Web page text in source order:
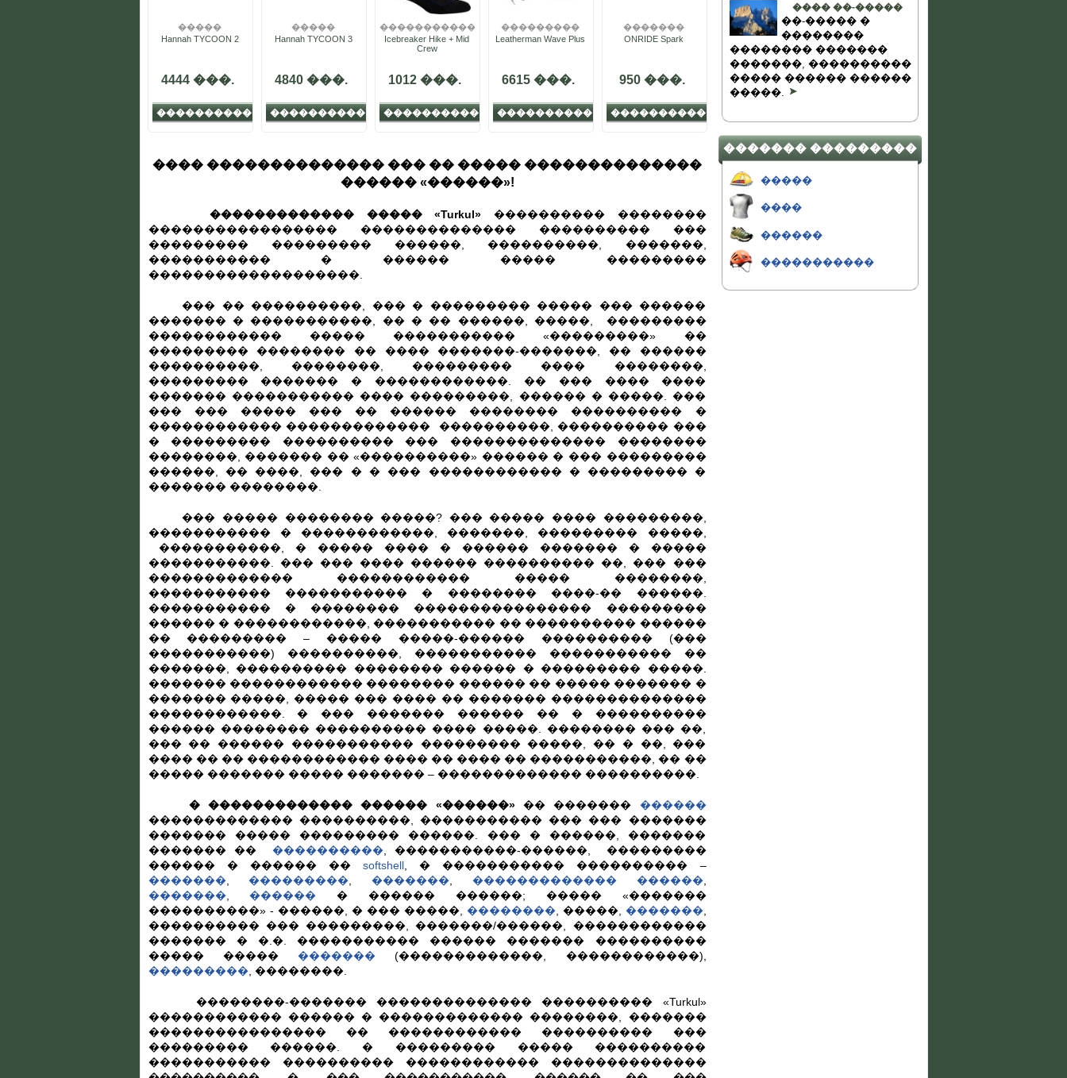
�����
Hannah TYCOON 2
4444 ���.
����������
�����
Hannah TYCOON 3
4840 ���.
����������
��������������
Icebreaker Hike + Mid
Crew
1012 ���.
����������
���������
Leatherman Wave Plus
6615 ���.
����������
�������
ONRIDE Spark
950 ���.
����������
���� �������������� ��� �� ����� ��������������
������ «������»!
������������� ����� «Turkul» ���������� ��������
����������������� �������������� ���������� ���
��������� ��������� ������, ����������, �������,
����������� � ������ ����� ���������
�������������������.
��� �� ����������, ��� � ��������� ����� ��� ������
������� � �����������, �� � �� ������, �����, ���������
������������ ����� ����������� «���������» ��
��������� �������� �� ���� �������-�������, �� ������
����������, ��������, ��������� ���� ��������,
��������� ������� � ������������. �� ��� ���� ����
������� ����������� ���� ���������, ������ � �����. ���
��� ��� ����� ��� �� ������ �������� ���������� �
������������ ������������� ����������, ���������� ���
� ��������� ���������� ��� �������������� ��������
��������, ������� �� «����������» ������ � ��� ���������
������, �� ����, ��� � � ��� ������������ � ��������� �
������� ��������.
��� ����� �������� �����? ��� ����� ���� ���������,
����������� � ������������, �������, ��������� �����,
�����������, � ����� ���� � ������ ������� � �����
�����������. ��� ��� ���� ������ ���������� ��, ��� ���
������������� ������������ ����� ��������,
����������� ����������� � �������� ����-�� ������.
����������� � �������� ���������������� ���������
������ � ������������, ����������� �� ���������� ������
�� ��������� – ����� �����-������ ���������� (���
�����������) ����������, ����������� ����������� ��
�������, ���������� �������� ������ � ��������� �����.
������� ������������ �������� ������ �� ����� ������� �
������� �����, ����� ��� ���� �� ������� ��������������
������������. � ��� ������� ������ �� � ����������
������ �������� ���������� ���� �����. �������� ��� ��,
��� �� ������ ����������� ��������� �����, �� � ��, ���
���� �� �� ������������ ���� �� ���� �� �����������, �� ��
����� ������� ����� ������� – ������������� ����������.
� ������������� ������ «������»�� ������� ������
������������� ����������, ����������� ��� ��� �������
������� ����� ��������� ������. ��� � ������, �������
������� �� ����������, �����������-������, ���������
������ � ������ �� softshell , � ����������� ���������� –
�������,��������� ������� ������������� ������,
�������,������ � ������ ������; ����� «�������
����������» - ������, � ��� �����, ��������, �����, �������,
���������� ��� ���������, �������/������, ������������
������� � �.�. ����������� ������ ������� ����������
����� ����� ������� (�������������, ������������),
���������, ��������.
��������-������� �������������� ���������� «Turkul»
������������ ������ � ������������� ��������, �������
���������������� �� ������������ ���������� ���
��������� ������. � ��������� ����� ����������
����������� ���������� ������������ ��������������
���� ��-�����
��-����� �
��������
�������� �������
�������, ����������
����� ������ ������
�����.
������� ���������
�����
����
������
�����������